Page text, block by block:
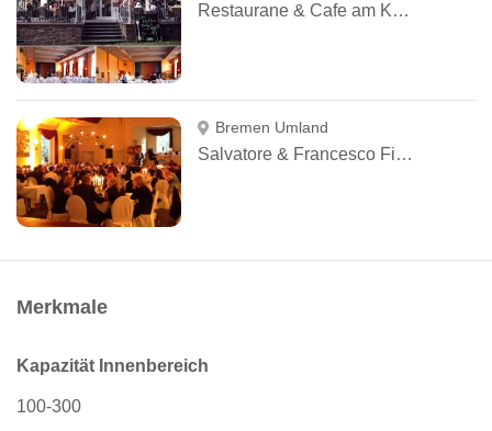
Restauranе & Cafe am Kasinopark
Bremen Umland
Salvatore & Francesco Fico GbR
Merkmale
Kapazität Innenbereich
100-300